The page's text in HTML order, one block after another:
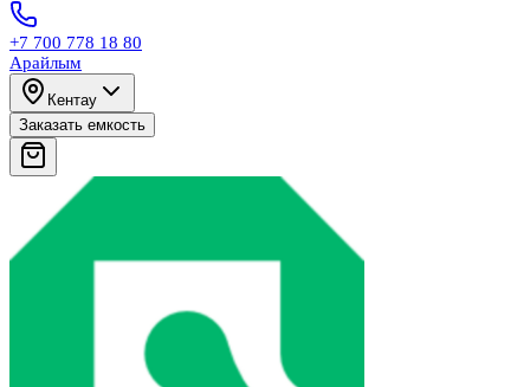
+7 700 778 18 80
Арайлым
Кентау
Заказать емкость